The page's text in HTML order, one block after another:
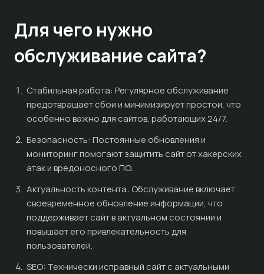
Для чего нужно
обслуживание сайта?
Стабильная работа: Регулярное обслуживание
предотвращает сбои и минимизирует простои, что
особенно важно для сайтов, работающих 24/7.
Безопасность: Постоянные обновления и
мониторинг помогают защитить сайт от хакерских
атак и вредоносного ПО.
Актуальность контента: Обслуживание включает
своевременное обновление информации, что
поддерживает сайт в актуальном состоянии и
повышает его привлекательность для
пользователей.
SEO: Технически исправный сайт с актуальными